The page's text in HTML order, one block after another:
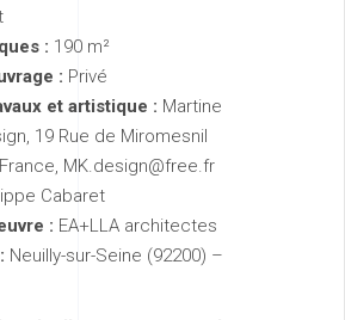
: 190 m²
: Privé
et artistique : Martine
19 Rue de Miromesnil
MK.design@free.fr
Cabaret
: EA+LLA architectes
Neuilly-sur-Seine (92200) –